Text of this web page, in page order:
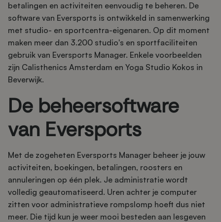
betalingen en activiteiten eenvoudig te beheren. De
software van Eversports is ontwikkeld in samenwerking
met studio- en sportcentra-eigenaren. Op dit moment
maken meer dan 3.200 studio's en sportfaciliteiten
gebruik van Eversports Manager. Enkele voorbeelden
zijn Calisthenics Amsterdam en Yoga Studio Kokos in
Beverwijk.
De beheersoftware
van Eversports
Met de zogeheten Eversports Manager beheer je jouw
activiteiten, boekingen, betalingen, roosters en
annuleringen op één plek. Je administratie wordt
volledig geautomatiseerd. Uren achter je computer
zitten voor administratieve rompslomp hoeft dus niet
meer. Die tijd kun je weer mooi besteden aan lesgeven